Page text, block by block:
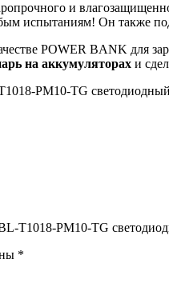
и
испытаниям! Он также
POWER BANK для
на аккумуляторах и
PM10-TG
T1018-PM10-TG
*